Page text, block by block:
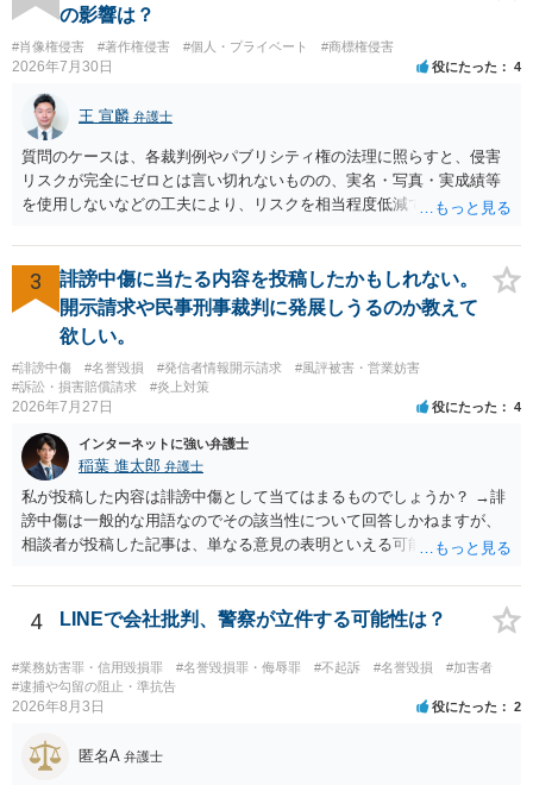
の影響は？
#肖像権侵害 #著作権侵害 #個人・プライベート #商標権侵害
2026年7月30日 役にたった 4
王 宣麟 弁護士
質問のケースは、各裁判例やパブリシティ権の法理に照らすと、侵害
リスクが完全にゼロとは言い切れないものの、実名・写真・実成績等
を使用しないなどの工夫により、リスクを相当程度低減できる設計に
推測できる」という点は、裁判で争われた場合に「専ら顧客吸引力の
利用を目的とする」と判断される余地を残すため、一定の注意が必要
です。 また、広告収益の有無は、侵害判断に一定の影響を与える可能
性がありますが、決定的要因ではありません。 パブリシティ権侵害の
成否は、主に「専ら顧客吸引力の利用を目的とするか」という点で判
断されます。広告収益があることは「商業的目的」を強く示す要素で
すが、それだけで直ちに侵害となるわけではありません。完全無償・
非営利であれば「表現の自由」「創作物」としての側面が強く評価さ
れる可能性があります。一方、広告収益がある場合は「商業利用」と
しての色彩が強まり、リスクが高まる可能性があります。 公開前に変
更・確認しておく事項については、公開の場でアドバイスするにも限
界があるかと思うので、資料等を持参の上、弁護士に相談されること
も一つかと存じます。
3
誹謗中傷に当たる内容を投稿したかもしれない。
開示請求や民事刑事裁判に発展しうるのか教えて
欲しい。
#誹謗中傷 #名誉毀損 #発信者情報開示請求
#風評被害・営業妨害
#訴訟・損害賠償請求
#炎上対策
2026年7月27日 役にたった 4
インターネットに強い弁護士
稲葉 進太郎 弁護士
私が投稿した内容は誹謗中傷として当てはまるものでしょうか？ →誹
謗中傷は一般的な用語なのでその該当性について回答しかねますが、
相談者が投稿した記事は、単なる意見の表明といえる可能性が高く、
て、開示請求が認められたり、民事裁判や刑事裁判に発展しうるもの
でしょうか？ →権利侵害や、名誉毀損・侮辱に該当する可能性が低い
ため、民事裁判や刑事裁判に発展することはあまり考えられないよう
に思われます。
4 LINEで会社批判、警察が立件する可能性は？
#業務妨害罪・信用毀損罪 #名誉毀損罪・侮辱罪 #不起訴 #名誉毀損
#加害者
#逮捕や勾留の阻止・準抗告
2026年8月3日 役にたった 2
匿名A 弁護士